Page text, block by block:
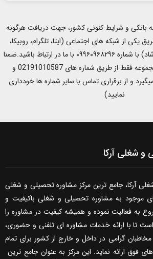
بانکی و شرایط کنونی کشور، جهت دریافت هرگونه
یکی از شبکه های اجتماعی (ایتا، تلگرام، روبیکا،
واتساپ، سروش، بله و یا شاد) با شماره ۰۹۹۶۰۹۶۸۲۹۶ با ما در ارتباط باشید.ضمنا
(کلیه تماس های این مجموعه فقط از طریق شماره های 02191010587 و
صورت میگیرد و از برقراری تماس با سایر شماره ها خودداری
نمایید)
و شغلی آرکا
آرکا، جامع ترین مرکز مشاوره تحصیلی و شغلی
موجود به مشاوره تحصیلی و شغلی باکیفیت و
به فعالیت نموده و همیشه کیفیت در مشاوره را
تا با ارائه خدمات مشاوره ای تلفنی و حضوری،
گرامی در داخل و خارج از کشور برای تمام
فوق ارائه نماید. این مرکز به عنوان جامع ترین